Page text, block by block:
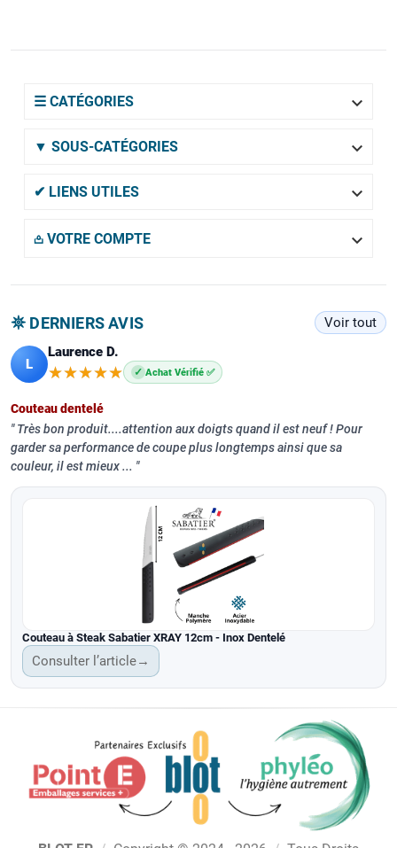
☰ CATÉGORIES 
▼ SOUS-CATÉGORIES 
✔ LIENS UTILES 
𖡌 VOTRE COMPTE 
𖤓 DERNIERS AVIS Voir tout
L
Laurence D.
★★★★★
★★★★★ ✓ Achat Vérifié ✅
Couteau dentelé
Très bon produit....attention aux doigts quand il est neuf ! Pour
garder sa performance de coupe plus longtemps ainsi que sa
couleur, il est mieux ...
Couteau à Steak Sabatier XRAY 12cm - Inox Dentelé
Consulter l’article→